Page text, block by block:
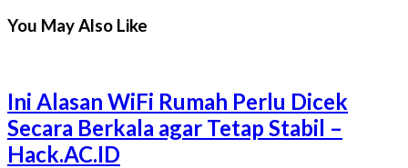
You May Also Like
Ini Alasan WiFi Rumah Perlu Dicek
Secara Berkala agar Tetap Stabil –
Hack.AC.ID